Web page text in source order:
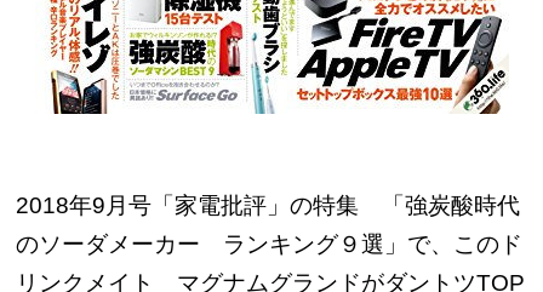
2018年9月号「家電批評」の特集 「強炭酸時代
のソーダメーカー ランキング９選」で、このド
リンクメイト マグナムグランドがダントツTOP